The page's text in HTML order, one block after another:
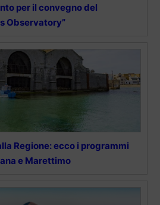
per il convegno del
Observatory”
Regione: ecco i programmi
e Marettimo